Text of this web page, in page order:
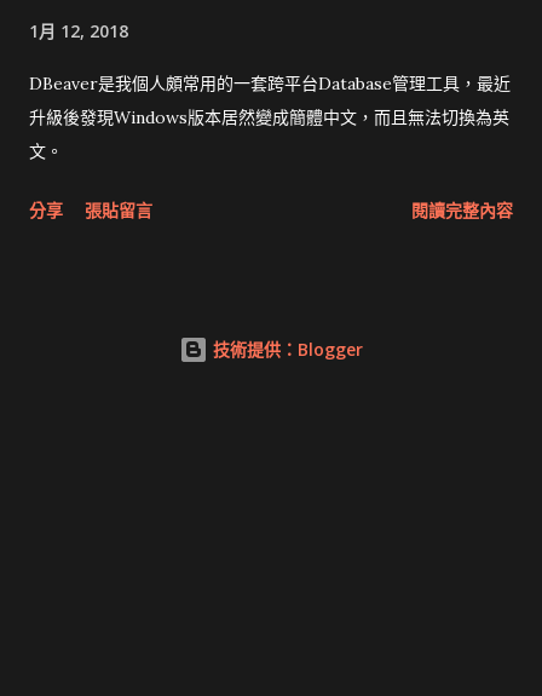
1月 12, 2018
DBeaver是我個人頗常用的一套跨平台Database管理工具，最近
升級後發現Windows版本居然變成簡體中文，而且無法切換為英
文。
分享 張貼留言 閱讀完整內容
技術提供：Blogger